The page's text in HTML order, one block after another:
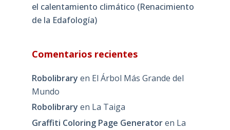
el calentamiento climático (Renacimiento
de la Edafología)
Comentarios recientes
Robolibrary en El Árbol Más Grande del
Mundo
Robolibrary en La Taiga
Graffiti Coloring Page Generatoren La